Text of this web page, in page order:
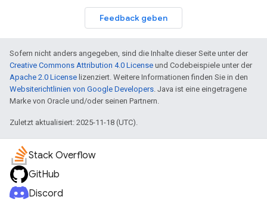
Feedback geben
Sofern nicht anders angegeben, sind die Inhalte dieser Seite unter der
Creative Commons Attribution 4.0 License und Codebeispiele unter der
Apache 2.0 License lizenziert. Weitere Informationen finden Sie in den
Websiterichtlinien von Google Developers. Java ist eine eingetragene
Marke von Oracle und/oder seinen Partnern.
Zuletzt aktualisiert: 2025-11-18 (UTC).
Stack Overflow
GitHub
Discord